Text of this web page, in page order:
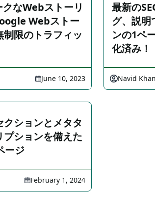
なWebストーリ
Webストー
制限のトラフィッ
June 10, 2023
最新の
グ、説明
ンの1ペ
化済み！
Navid Khan
ションとメタタ
ションを備えた
ージ
February 1, 2024